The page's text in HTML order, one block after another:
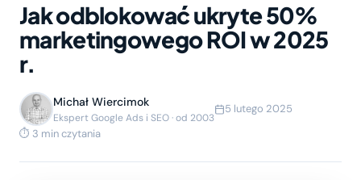
Jak odblokować ukryte 50%
marketingowego ROI w 2025
r.
Michał Wiercimok
Ekspert Google Ads i SEO · od 2003
5 lutego 2025
⏱ 3 min czytania